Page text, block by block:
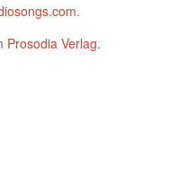
.
Prosodia Verlag.